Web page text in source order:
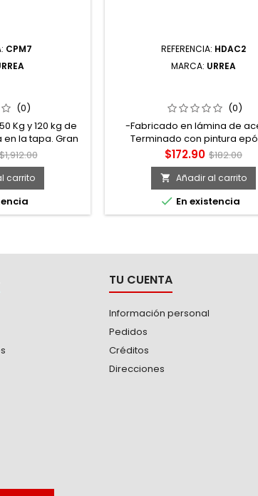
CPM7
23" X 15" X 7"
(0)
Kg y 120 kg de
la tapa. Gran
nuestra
del polvo y del
100 l/min en
extra pesado.
organizadores
de
carrito
REFERENCIA: HDAC2
MARCA: URREA
(0)
-Fabricado en lámina de
Terminado con pintura
resistente a la corrosión. -
de carga 5 kg. -Para
HD28M6, HD28M4, HD35M8,
HD28S4
Precio
$172.90 Precio
base
$182.00
 Añadir al carrito
 En existencia
TU CUENTA
Información personal
Pedidos
Créditos
Direcciones